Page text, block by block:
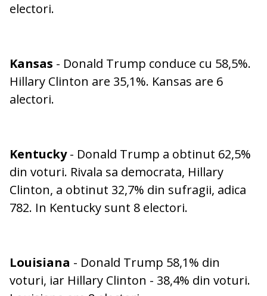
electori.
Kansas - Donald Trump conduce cu 58,5%.
Hillary Clinton are 35,1%. Kansas are 6
alectori.
Kentucky- Donald Trump a obtinut 62,5%
din voturi. Rivala sa democrata, Hillary
Clinton, a obtinut 32,7% din sufragii, adica
782. In Kentucky sunt 8 electori.
Louisiana - Donald Trump 58,1% din
voturi, iar Hillary Clinton - 38,4% din voturi.